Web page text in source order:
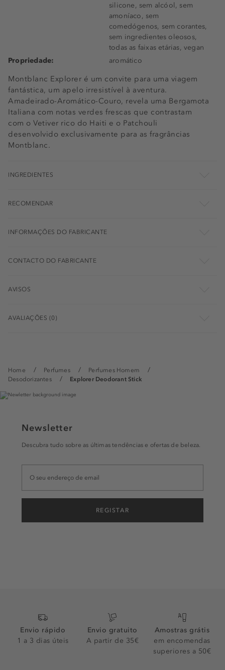
Home Perfumes
Perfumes Homem
Desodorizantes
Explorer Deodorant Stick
Montblanc Explorer é um convite para uma viagem
fantástica, um apelo irresistível à aventura.
Amadeirado-Aromático-Couro, revela uma Bergamota
Italiana com notas verdes frescas que contrastam
com o Vetiver rico do Haiti e o Patchouli
desenvolvido exclusivamente para as fragrâncias
Montblanc.
silicone, sem alcóol, sem
amoníaco, sem
comedógenos, sem corantes,
sem ingredientes oleosos,
todas as faixas etárias, vegan
Propriedade:
aromático
INGREDIENTES
RECOMENDAR
INFORMAÇÕES DO FABRICANTE
CONTACTO DO FABRICANTE
AVISOS
AVALIAÇÕES (0)
Newsletter
Descubra tudo sobre as últimas tendências e ofertas de beleza.
REGISTAR
Envio rápido
1 a 3 dias úteis
Envio gratuito
A partir de 35€
Amostras grátis
em encomendas
superiores a 50€